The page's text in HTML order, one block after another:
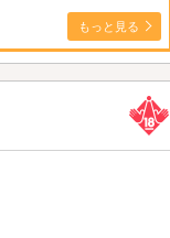
もっと見る